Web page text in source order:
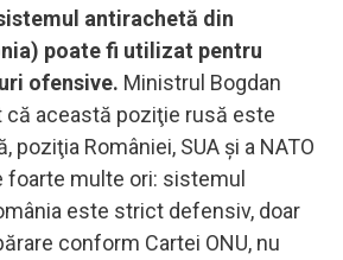
antirachetă din
poate fi utilizat pentru
ofensive. Ministrul Bogdan
că această poziţie rusă este
poziţia României, SUA şi a NATO
foarte multe ori: sistemul
este strict defensiv, doar
conform Cartei ONU, nu